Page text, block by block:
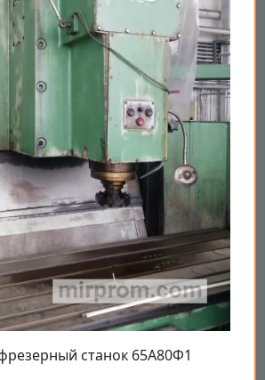
станок 65А80Ф1